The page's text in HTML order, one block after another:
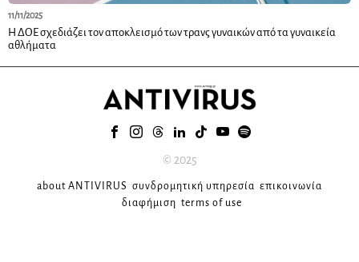
11/11/2025
Η ΔΟΕ σχεδιάζει τον αποκλεισμό των τρανς γυναικών από τα γυναικεία
αθλήματα
© 2025
about ANTIVIRUS συνδρομητική υπηρεσία επικοινωνία
διαφήμιση terms of use